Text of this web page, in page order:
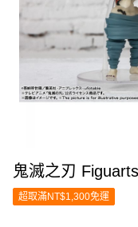
鬼滅之刃
超取滿NT$1,300免運